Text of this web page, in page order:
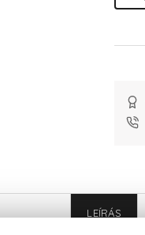
LEÍRÁS